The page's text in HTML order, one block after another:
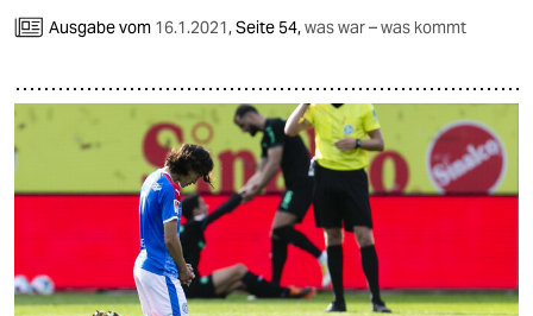
Ausgabe vom 16.1.2021,Seite 54,was war – was kommt